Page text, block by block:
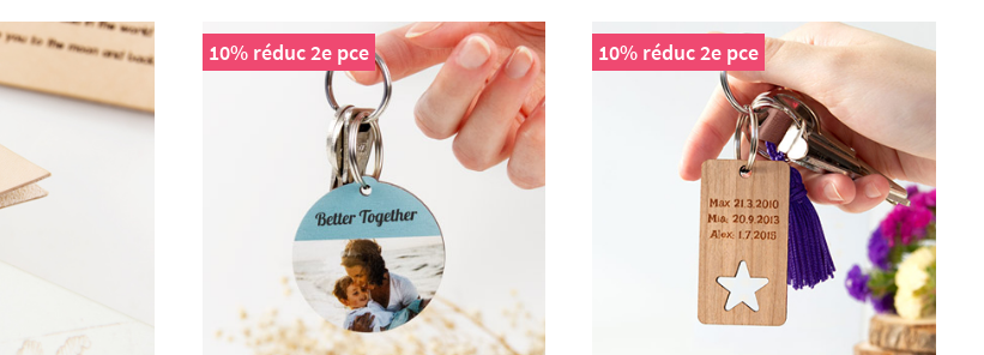
10% réduc 2e pce 10% réduc 2e pce